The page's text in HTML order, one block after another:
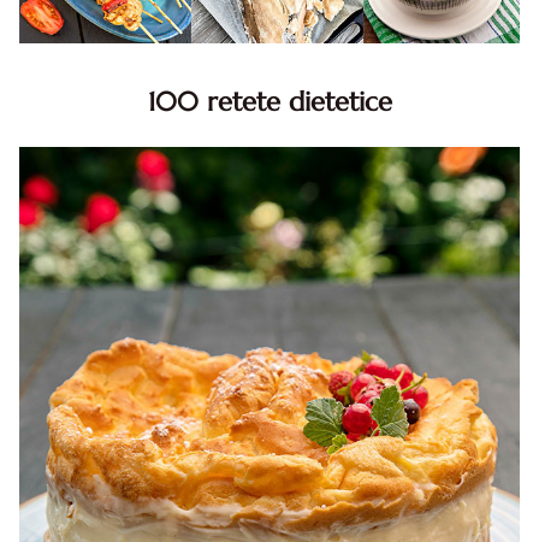
100 retete dietetice
dietetice. Idei retete dietetice. 100 Retete mancare
pentru dieta.